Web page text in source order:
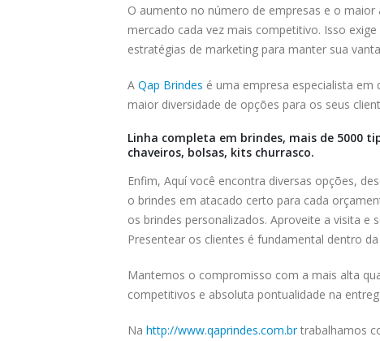
O aumento no número de empresas e o
mercado cada vez mais competitivo. Isso
estratégias de marketing para manter sua
A Qap Brindes é uma empresa especialista
maior diversidade de opções para os seus
Linha completa em brindes, mais de 5000
chaveiros, bolsas, kits churrasco.
Enfim, Aquí você encontra diversas opções,
o brindes em atacado certo para cada
os brindes personalizados. Aproveite a visita
Presentear os clientes é fundamental dentro
Mantemos o compromisso com a mais alta
competitivos e absoluta pontualidade na
Na http://www.qaprindes.com.brtrabalhamos